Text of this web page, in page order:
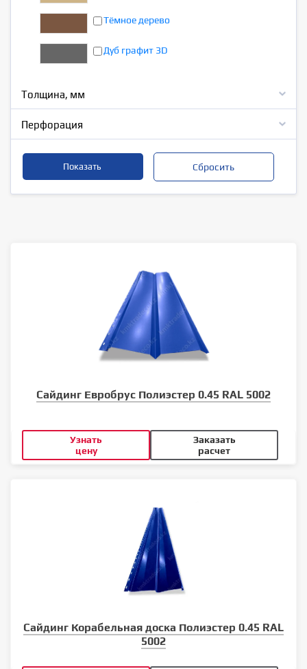
Тёмное дерево
Дуб графит 3D
Толщина, мм
Перфорация
Сайдинг Евробрус Полиэстер 0.45 RAL 5002
Узнать
цену
Заказать
расчет
Сайдинг Корабельная доска Полиэстер 0.45 RAL
5002